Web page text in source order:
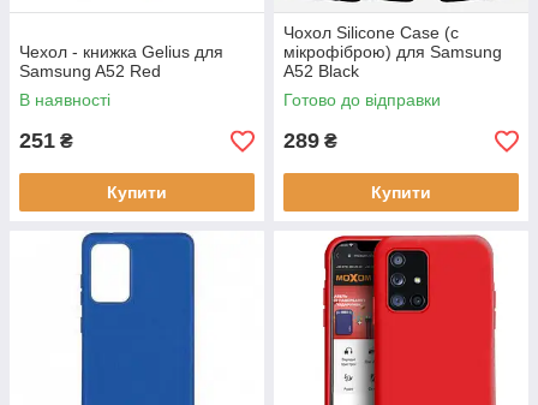
Чехол - книжка Gelius для
Samsung A52 Red
В наявності
251 ₴
Купити
Чохол Silicone Case (c
мікрофіброю) для Samsung
A52 Black
Готово до відправки
289 ₴
Купити